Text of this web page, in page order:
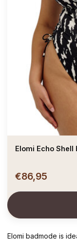
Elomi Echo
€86,95
Elomi badmode is